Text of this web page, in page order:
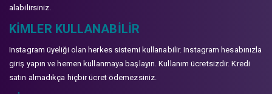
alabilirsiniz.
KIMLER KULLANABILIR
Instagram üyeliği olan herkes sistemi kullanabilir. Instagram hesabınızla
giriş yapın ve hemen kullanmaya başlayın. Kullanım ücretsizdir. Kredi
satın almadıkça hiçbir ücret ödemezsiniz.